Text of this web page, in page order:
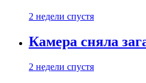
2 недели спустя
Камера сняла
2 недели спустя